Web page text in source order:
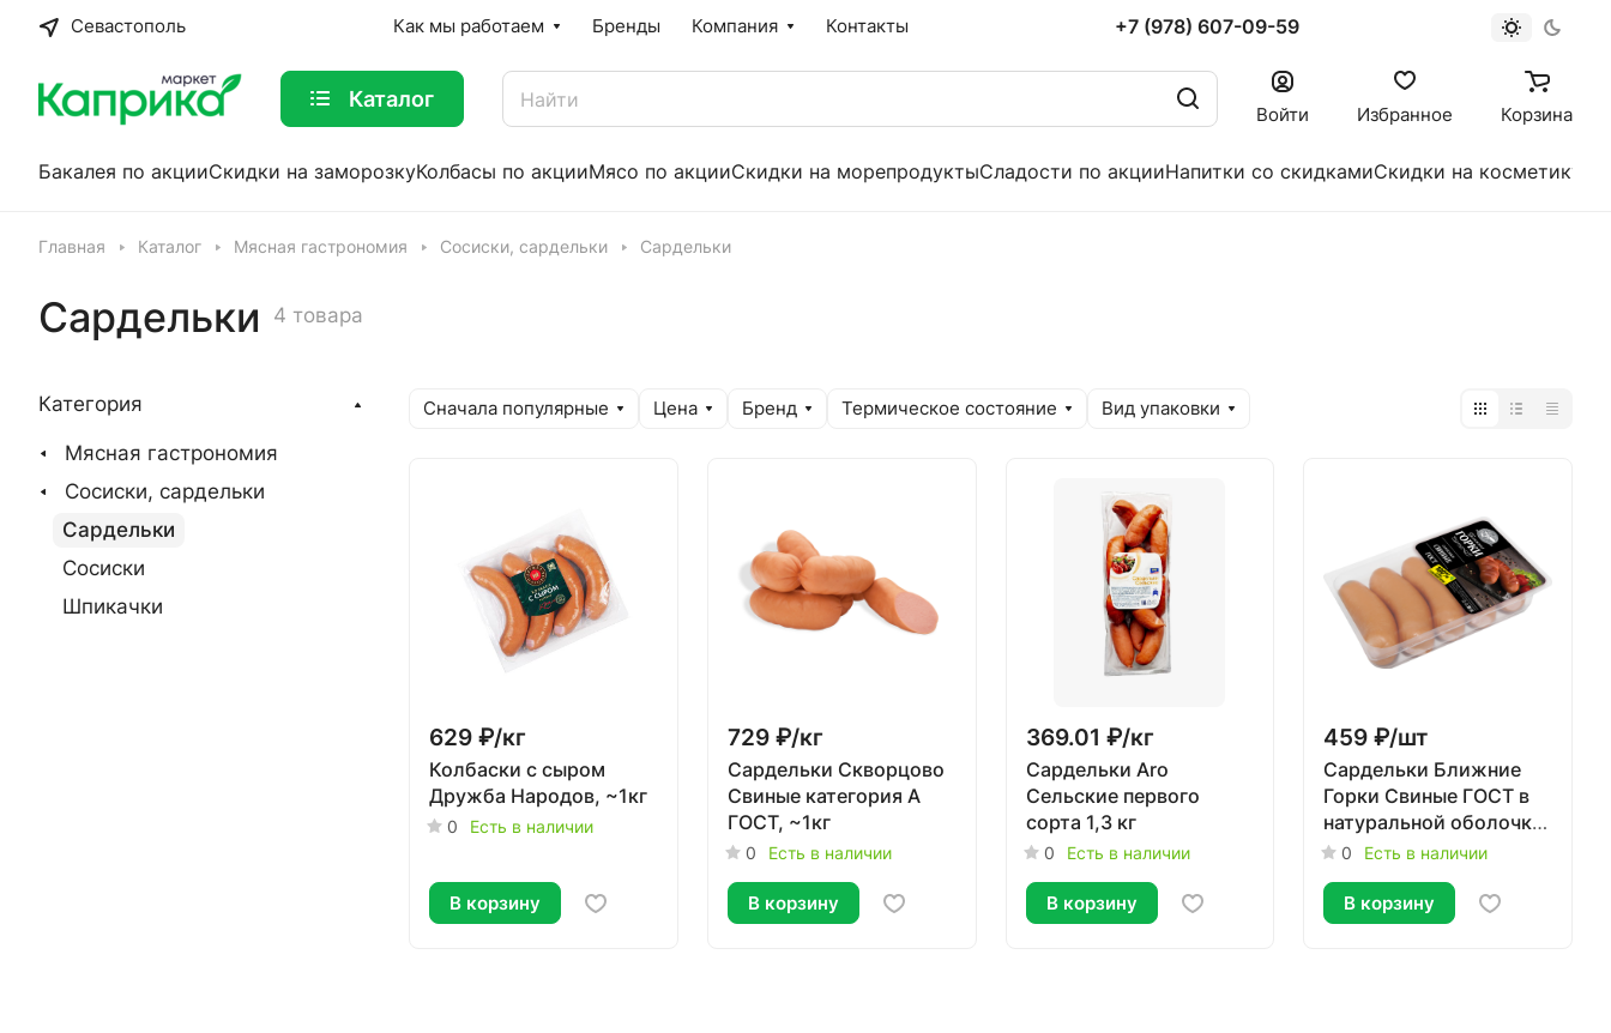
Севастополь Как мы работаем Бренды Компания Контакты +7 (978) 607-09-59
Каталог
Войти Избранное Корзина
Бакалея по акцииСкидки на заморозкуКолбасы по акцииМясо по акцииСкидки на морепродуктыСладости по акцииНапитки со скидкамиСкидки на косметику
Главная Каталог Мясная гастрономия Сосиски, сардельки Сардельки
Сардельки 4 товара
Сначала популярные Цена Бренд Термическое состояние Вид упаковки
629 ₽/кг
Колбаски с сыром
Дружба Народов, ~1кг
0 Есть в наличии
В корзину
729 ₽/кг
Сардельки Скворцово
Свиные категория А
ГОСТ, ~1кг
0 Есть в наличии
В корзину
369.01 ₽/кг
Сардельки Aro
Сельские первого
сорта 1,3 кг
0 Есть в наличии
В корзину
459 ₽/шт
Сардельки Ближние
Горки Свиные ГОСТ в
натуральной оболочке
580г
0 Есть в наличии
В корзину
Категория
Мясная гастрономия
Сосиски, сардельки
Сардельки
Сосиски
Шпикачки